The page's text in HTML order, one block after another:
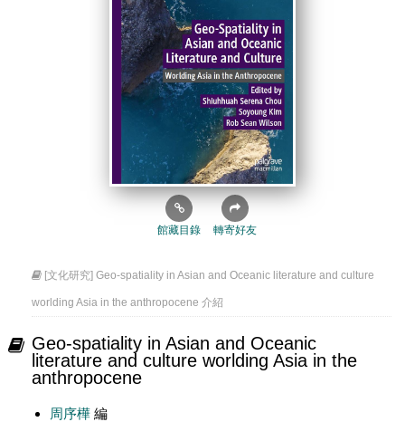
館藏目錄 轉寄好友
[文化研究] Geo-spatiality in Asian and Oceanic literature and culture
worlding Asia in the anthropocene 介紹
Geo-spatiality in Asian and Oceanic
literature and culture worlding Asia in the
anthropocene
周序樺編